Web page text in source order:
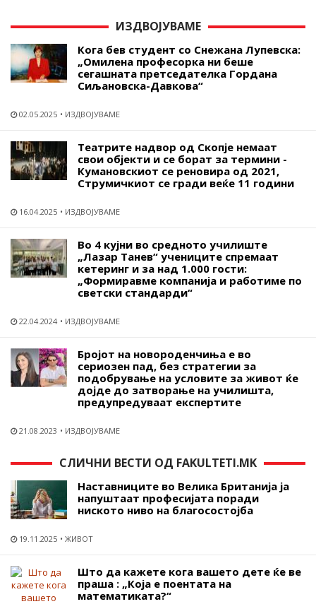
ИЗДВОЈУВАМЕ
Кога бев студент со Снежана Лупевска:
„Омилена професорка ни беше
сегашната претседателка Гордана
Сиљановска-Давкова“
02.05.2025 ИЗДВОЈУВАМЕ
Театрите надвор од Скопје немаат
свои објекти и се борат за термини -
Кумановскиот се реновира од 2021,
Струмичкиот се гради веќе 11 години
16.04.2025 ИЗДВОЈУВАМЕ
Во 4 кујни во средното училиште
„Лазар Танев“ учениците спремаат
кетеринг и за над 1.000 гости:
„Формиравме компанија и работиме по
светски стандарди“
22.04.2024 ИЗДВОЈУВАМЕ
Бројот на новороденчиња е во
сериозен пад, без стратегии за
подобрување на условите за живот ќе
дојде до затворање на училишта,
предупредуваат експертите
21.08.2023 ИЗДВОЈУВАМЕ
СЛИЧНИ ВЕСТИ ОД FAKULTETI.MK
Наставниците во Велика Британија ја
напуштаат професијата поради
ниското ниво на благосостојба
19.11.2025 ЖИВОТ
Што да кажете кога вашето дете ќе ве
праша : „Која е поентата на
математиката?“